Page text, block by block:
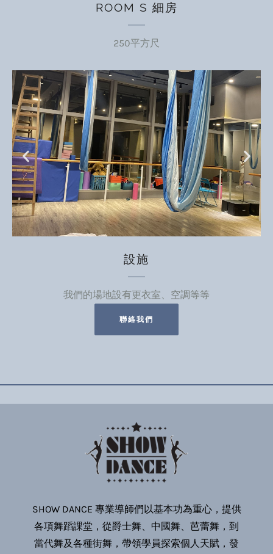
ROOM S 細房
250平方尺
設施
我們的場地設有更衣室、空調等等
聯絡我們
SHOW DANCE 專業導師們以基本功為重心，提供
各項舞蹈課堂，從爵士舞、中國舞、芭蕾舞，到
當代舞及各種街舞，帶領學員探索個人天賦，發